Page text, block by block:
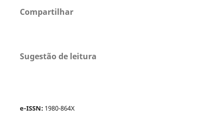
Compartilhar
Sugestão de leitura
e-ISSN: 1980-864X